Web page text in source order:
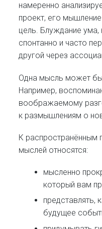
намеренно
проект, его
цель. Блуждание ума,
спонтанно и часто
другой через
Одна мысль может
Например,
воображаемому
к размышлениям о
К распространённым
мыслей относятся:
мысленно
который вам
представлять,
будущее